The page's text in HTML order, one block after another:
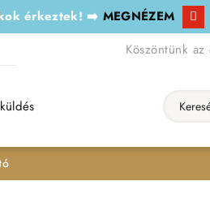
érkeztek! ➡️ MEGNÉZEM
Köszöntünk